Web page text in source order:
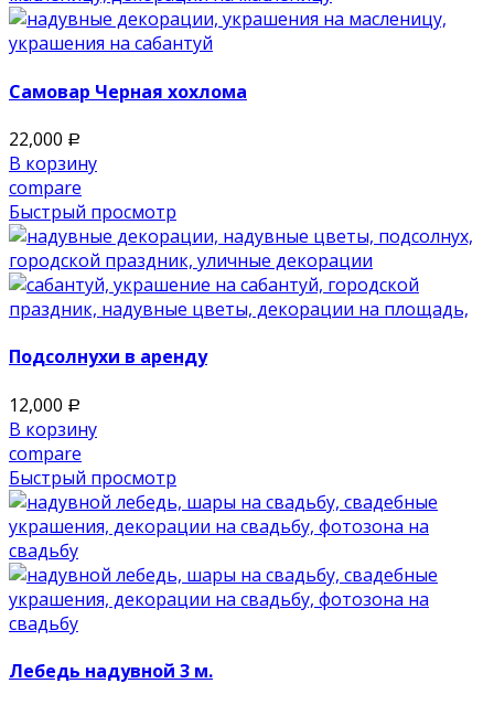
Самовар Черная хохлома
22,000 Р
В корзину
compare
Быстрый просмотр
Подсолнухи в аренду
12,000 Р
В корзину
compare
Быстрый просмотр
Лебедь надувной 3 м.